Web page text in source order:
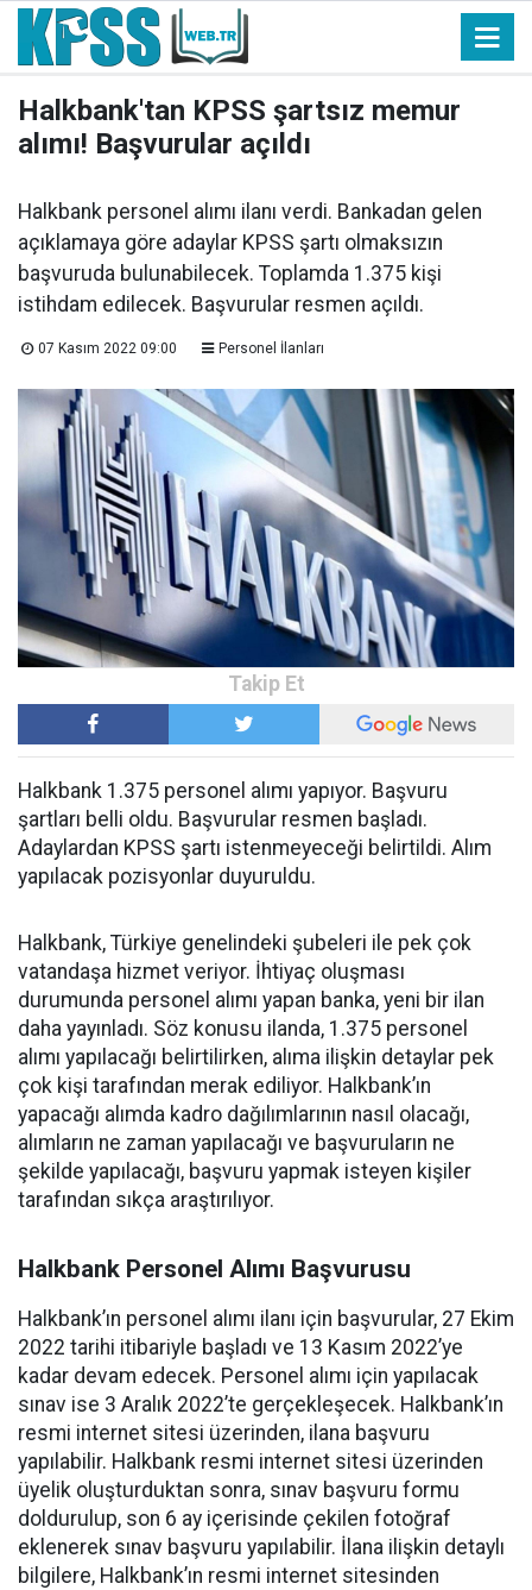
Halkbank'tan KPSS şartsız memur
alımı! Başvurular açıldı
Halkbank personel alımı ilanı verdi. Bankadan gelen
açıklamaya göre adaylar KPSS şartı olmaksızın
başvuruda bulunabilecek. Toplamda 1.375 kişi
istihdam edilecek. Başvurular resmen açıldı.
07 Kasım 2022 09:00 Personel İlanları
Halkbank 1.375 personel alımı yapıyor. Başvuru
şartları belli oldu. Başvurular resmen başladı.
Adaylardan KPSS şartı istenmeyeceği belirtildi. Alım
yapılacak pozisyonlar duyuruldu.
Halkbank, Türkiye genelindeki şubeleri ile pek çok
vatandaşa hizmet veriyor. İhtiyaç oluşması
durumunda personel alımı yapan banka, yeni bir ilan
daha yayınladı. Söz konusu ilanda, 1.375 personel
alımı yapılacağı belirtilirken, alıma ilişkin detaylar pek
çok kişi tarafından merak ediliyor. Halkbank’ın
yapacağı alımda kadro dağılımlarının nasıl olacağı,
alımların ne zaman yapılacağı ve başvuruların ne
şekilde yapılacağı, başvuru yapmak isteyen kişiler
tarafından sıkça araştırılıyor.
Halkbank Personel Alımı Başvurusu
Halkbank’ın personel alımı ilanı için başvurular, 27 Ekim
2022 tarihi itibariyle başladı ve 13 Kasım 2022’ye
kadar devam edecek. Personel alımı için yapılacak
sınav ise 3 Aralık 2022’te gerçekleşecek. Halkbank’ın
resmi internet sitesi üzerinden, ilana başvuru
yapılabilir. Halkbank resmi internet sitesi üzerinden
üyelik oluşturduktan sonra, sınav başvuru formu
doldurulup, son 6 ay içerisinde çekilen fotoğraf
eklenerek sınav başvuru yapılabilir. İlana ilişkin detaylı
bilgilere, Halkbank’ın resmi internet sitesinden